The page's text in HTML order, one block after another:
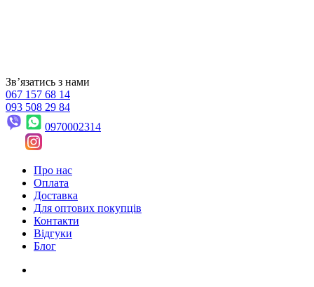
Звʼязатись з нами
067 157 68 14
093 508 29 84
0970002314
Про нас
Оплата
Доставка
Для оптових покупців
Контакти
Відгуки
Блог